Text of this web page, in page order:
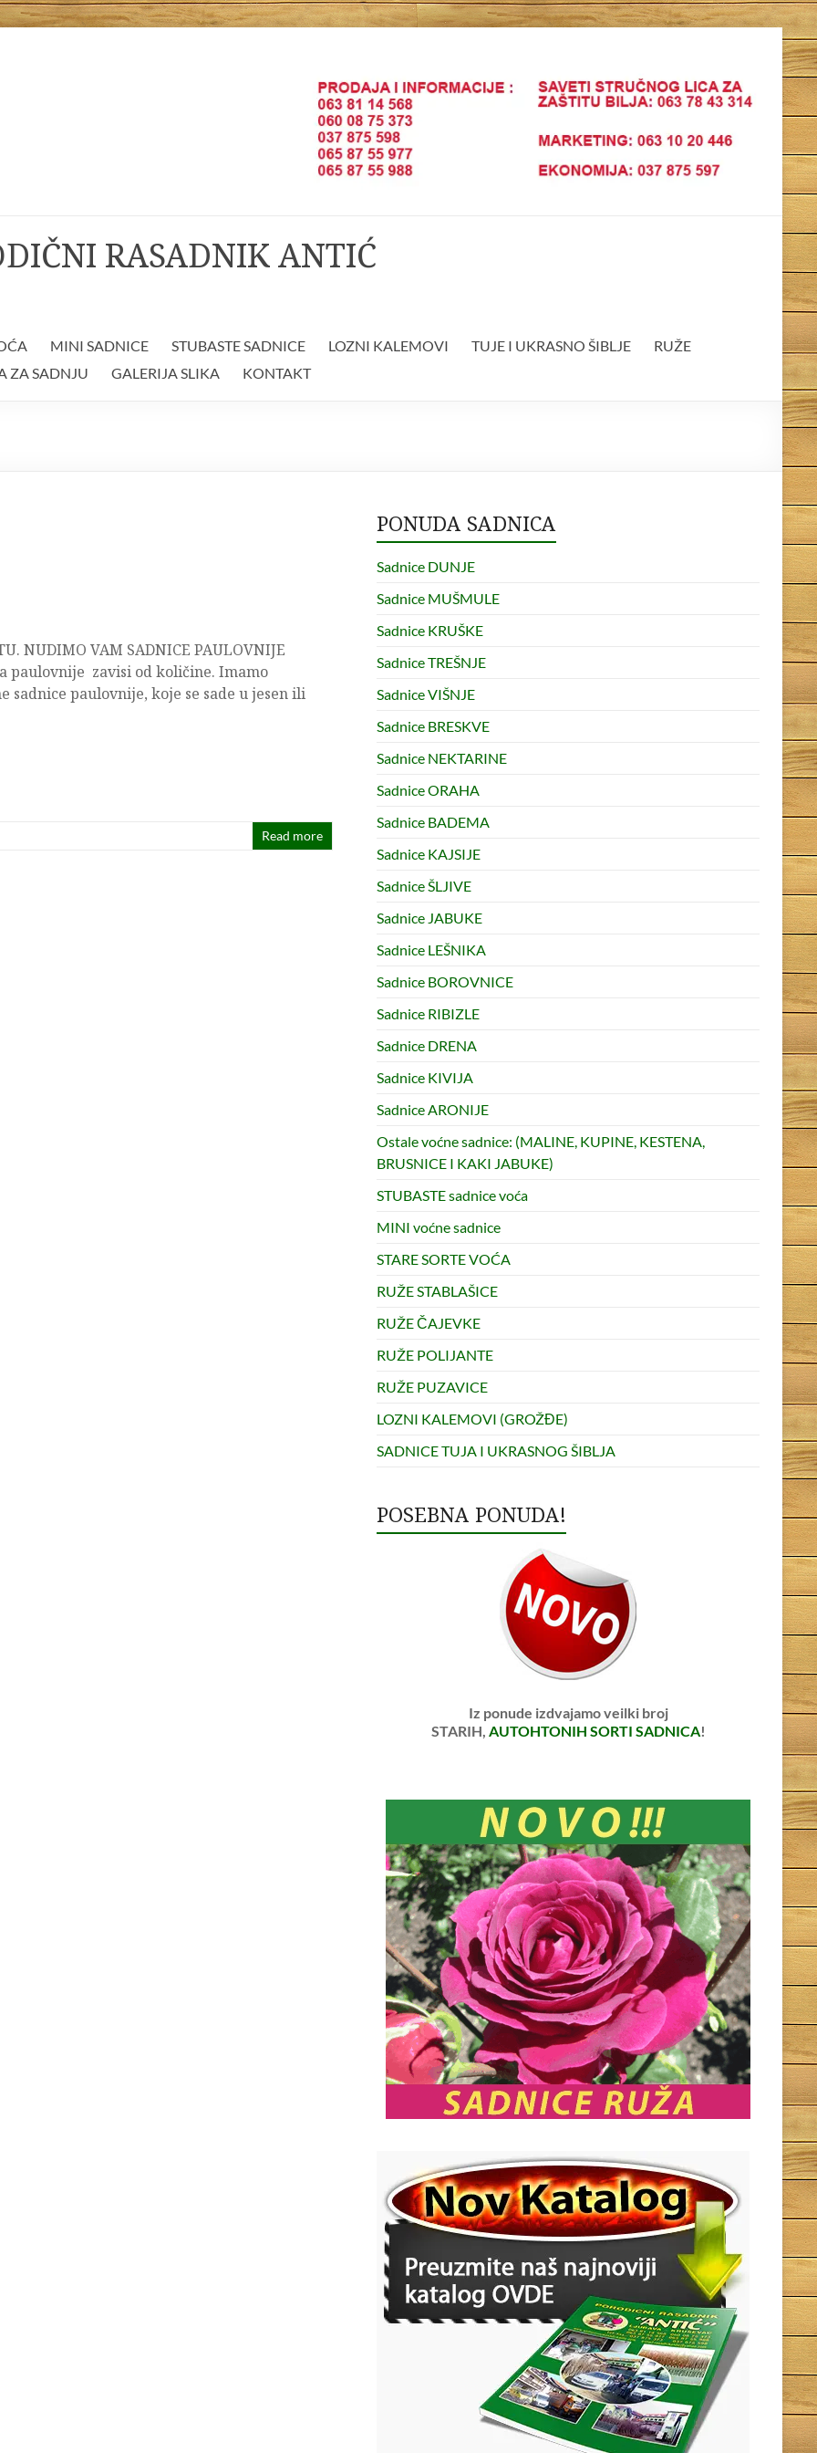
RASADNIK ANTIĆ
MINI SADNICE STUBASTE SADNICE LOZNI KALEMOVI TUJE I UKRASNO ŠIBLJE
RUŽE
ZA SADNJU GALERIJA SLIKA KONTAKT
NUDIMO VAM SADNICE PAULOVNIJE
paulovnije zavisi od količine. Imamo
sadnice paulovnije, koje se sade u jesen ili
Read more
PONUDA SADNICA
Sadnice DUNJE
Sadnice MUŠMULE
Sadnice KRUŠKE
Sadnice TREŠNJE
Sadnice VIŠNJE
Sadnice BRESKVE
Sadnice NEKTARINE
Sadnice ORAHA
Sadnice BADEMA
Sadnice KAJSIJE
Sadnice ŠLJIVE
Sadnice JABUKE
Sadnice LEŠNIKA
Sadnice BOROVNICE
Sadnice RIBIZLE
Sadnice DRENA
Sadnice KIVIJA
Sadnice ARONIJE
Ostale voćne sadnice: (MALINE, KUPINE, KESTENA,
BRUSNICE I KAKI JABUKE)
STUBASTE sadnice voća
MINI voćne sadnice
STARE SORTE VOĆA
RUŽE STABLAŠICE
RUŽE ČAJEVKE
RUŽE POLIJANTE
RUŽE PUZAVICE
LOZNI KALEMOVI (GROŽĐE)
SADNICE TUJA I UKRASNOG ŠIBLJA
POSEBNA PONUDA!
Iz ponude izdvajamo veilki broj
STARIH, AUTOHTONIH SORTI SADNICA!